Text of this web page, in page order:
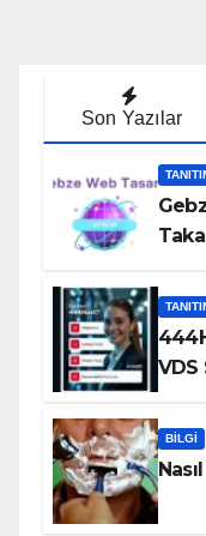
Son Yazılar
VDS
BILGI